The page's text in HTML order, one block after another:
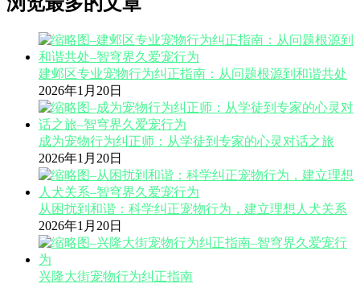
建邺区专业宠物行为纠正指南：从问题根源到和谐共处
2026年1月20日
成为宠物行为纠正师：从学徒到专家的心灵对话之旅
2026年1月20日
从困扰到和谐：科学纠正宠物行为，建立理想人犬关系
2026年1月20日
兴隆大街宠物行为纠正指南